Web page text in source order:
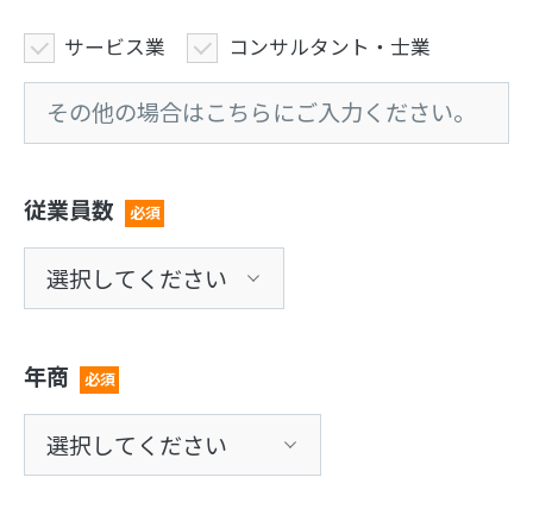
サービス業 コンサルタント・士業
従業員数 必須
年商 必須